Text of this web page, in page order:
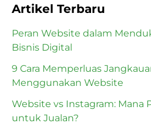
Artikel Terbaru
Peran Website dalam
Bisnis Digital
9 Cara Memperluas
Menggunakan Website
Website vs Instagram: Mana
untuk Jualan?